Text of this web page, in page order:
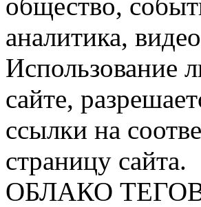
аналитика,
Использование
сайте,
ссылки на
страницу сайта.
ОБЛАКО